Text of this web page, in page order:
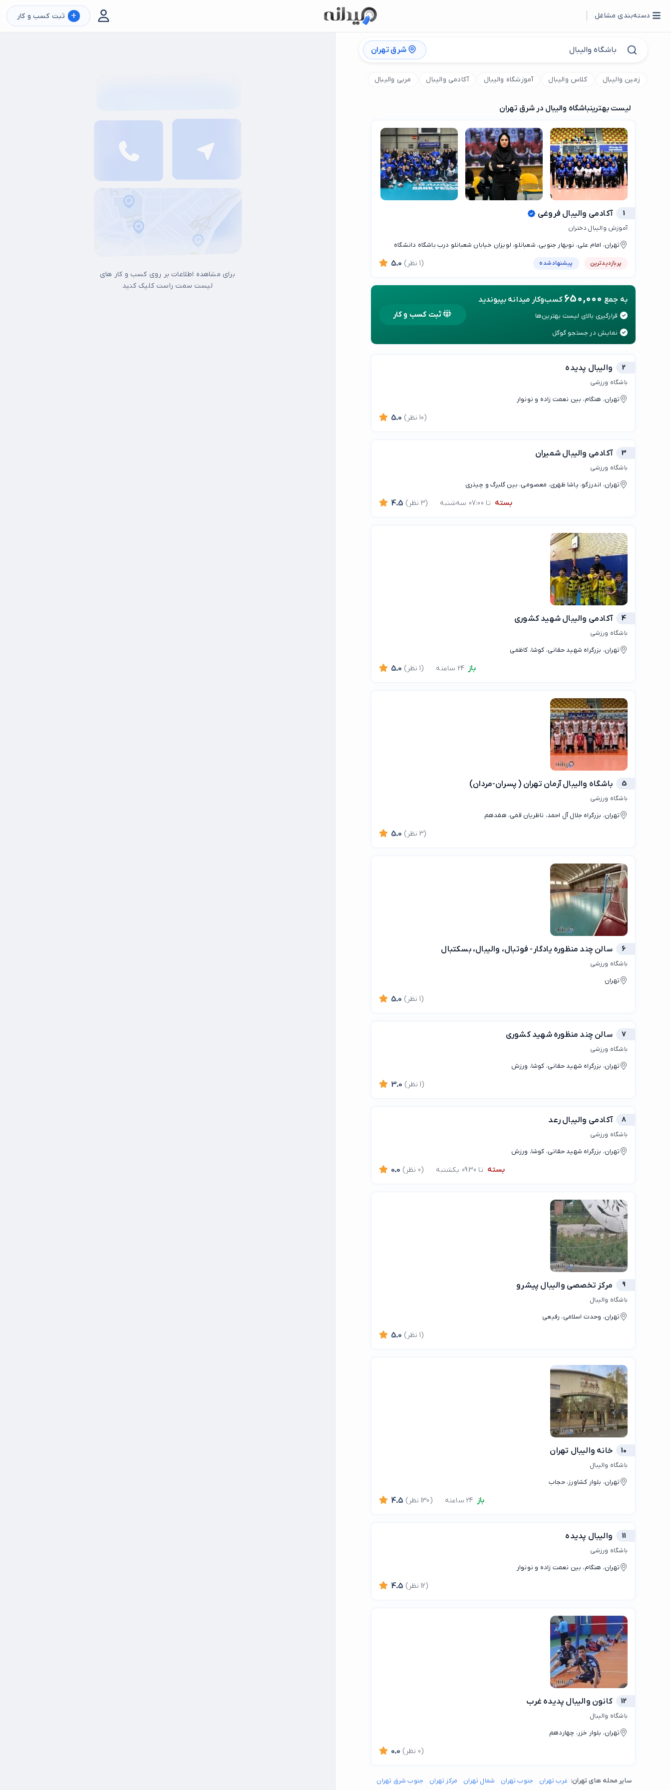
دسته‌بندی مشاغل + ثبت کسب و کار
شرق تهران
زمین والیبال کلاس والیبال آموزشگاه والیبال آکادمی والیبال مربی والیبال
لیست بهترینباشگاه والیبال در شرق تهران
1 آکادمی والیبال فروغی
آموزش والیبال دختران
تهران، امام علی، نوبهار جنوبی، شعبانلو، لویزان خیابان شعبانلو درب باشگاه دانشگاه
پربازدیدترین پیشنهاد شده 5.0 (1 نظر)
به جمع 650,000 کسب‌وکار میدانه بپیوندید
قرارگیری بالای لیست بهترین‌ها
نمایش در جستجو گوگل
ثبت کسب و کار
2 والیبال پدیده
باشگاه ورزشی
تهران، هنگام، بین نعمت زاده و نونوار
5.0 (10 نظر)
3 آکادمی والیبال شمیران
باشگاه ورزشی
تهران، اندرزگو، پاشا ظهری، معصومی، بین گلبرگ و چیذری
بسته تا 07:00 سه‌شنبه 4.5 (3 نظر)
4 آکادمی والیبال شهید کشوری
باشگاه ورزشی
تهران، بزرگراه شهید حقانی، کوشا، کاظمی
باز 5.0 (1 نظر)
5 باشگاه والیبال آرمان تهران ( پسران-مردان)
باشگاه ورزشی
تهران، بزرگراه جلال آل احمد، ناظریان قمی، هفدهم
5.0 (3 نظر)
6 سالن چند منظوره یادگار- فوتبال، والیبال، بسکتبال
باشگاه ورزشی
تهران
5.0 (1 نظر)
7 سالن چند منظوره شهید کشوری
باشگاه ورزشی
تهران، بزرگراه شهید حقانی، کوشا، ورزش
3.0 (1 نظر)
8 آکادمی والیبال رعد
باشگاه ورزشی
تهران، بزرگراه شهید حقانی، کوشا، ورزش
بسته تا 09:30 یکشنبه 0.0 (0 نظر)
9 مرکز تخصصی والیبال پیشرو
باشگاه والیبال
تهران، وحدت اسلامی، رفیعی
5.0 (1 نظر)
10 خانه والیبال تهران
باشگاه والیبال
تهران، بلوار کشاورز، حجاب
باز 4.5 (130 نظر)
11 والیبال پدیده
باشگاه ورزشی
تهران، هنگام، بین نعمت زاده و نونوار
4.5 (12 نظر)
12 کانون والیبال پدیده غرب
باشگاه والیبال
تهران، بلوار خزر، چهاردهم
0.0 (0 نظر)
سایر محله های تهران: غرب تهران جنوب تهران شمال تهران مرکز تهران جنوب شرق تهران
برای مشاهده اطلاعات بر روی کسب و کار های
لیست سمت راست کلیک کنید